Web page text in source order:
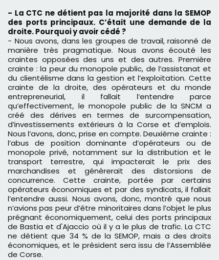
- La CTC ne détient pas la majorité dans la SEMOP
des ports principaux. C’était une demande de la
droite. Pourquoi y avoir cédé ?
- Nous avons, dans les groupes de travail, raisonné de
manière très pragmatique. Nous avons écouté les
craintes opposées des uns et des autres. Première
crainte : la peur du monopole public, de l’assistanat et
du clientélisme dans la gestion et l’exploitation. Cette
crainte de la droite, des opérateurs et du monde
entrepreneurial, il fallait l’entendre parce
qu’effectivement, le monopole public de la SNCM a
créé des dérives en termes de surcompensation,
d’investissements extérieurs à la Corse et d’emplois.
Nous l’avons, donc, prise en compte. Deuxième crainte :
l’abus de position dominante d’opérateurs ou de
monopole privé, notamment sur la distribution et le
transport terrestre, qui impacterait le prix des
marchandises et génèrerait des distorsions de
concurrence. Cette crainte, portée par certains
opérateurs économiques et par des syndicats, il fallait
l’entendre aussi. Nous avons, donc, montré que nous
n’avions pas peur d’être minoritaires dans l’objet le plus
prégnant économiquement, celui des ports principaux
de Bastia et d'Ajaccio où il y a le plus de trafic. La CTC
ne détient que 34 % de la SEMOP, mais a des droits
économiques, et le président sera issu de l’Assemblée
de Corse.